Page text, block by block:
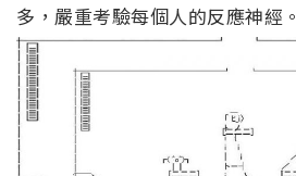
多，嚴重考驗每個人的反應神經。